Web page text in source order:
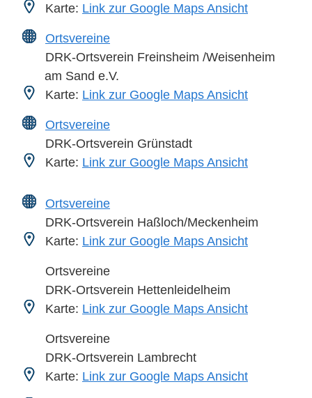
Karte: Link zur Google Maps Ansicht
Ortsvereine
DRK-Ortsverein Freinsheim /Weisenheim
am Sand e.V.
Karte: Link zur Google Maps Ansicht
Ortsvereine
DRK-Ortsverein Grünstadt
Karte: Link zur Google Maps Ansicht
Ortsvereine
DRK-Ortsverein Haßloch/Meckenheim
Karte: Link zur Google Maps Ansicht
Ortsvereine
DRK-Ortsverein Hettenleidelheim
Karte: Link zur Google Maps Ansicht
Ortsvereine
DRK-Ortsverein Lambrecht
Karte: Link zur Google Maps Ansicht